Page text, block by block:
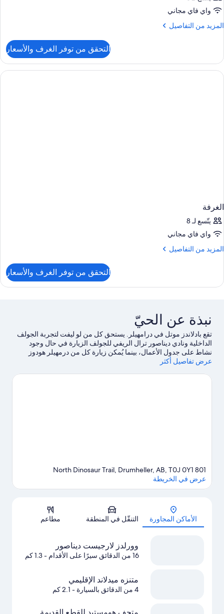
واي فاي مجاني
المزيد من التفاصيل
المزيد
الغرفة
التحقق من توفر الغرف والأسعار
الغرفة
يتّسع لـ 8
واي فاي مجاني
المزيد من التفاصيل
المزيد
الغرفة
التحقق من توفر الغرف والأسعار
نبذة عن الحيّ
تقع بادلاندز موتل في درامهيلر. يستحق كل من لو ليفت لتجربة الجولف
الداخلية ونادي ديناصور ترال الريفي للجولف الزيارة في حال وجود
نشاط على جدول الأعمال، بينما يُمكن زيارة كل من درمهيلر هودوز
ومتنزه ميدلاند الإقليمي لمن يرغبون في الاستمتاع بالجمال الطبيعي
وورلد ديناصور الاستكشافي أيضًا.
تفضل بزيارة أدلتنا للسفر إلى درامهيلر
عرض تفاصيل أكثر
الخريطة
801 North Dinosaur Trail, Drumheller, AB, T0J 0Y1
عرض في الخريطة
الأماكن المجاورة التنقّل في المنطقة مطاعم
وورلدز لارجيست ديناصور
16 من الدقائق سيرًا على الأقدام - 1.3 كم
متنزه ميدلاند الإقليمي
4 من الدقائق بالسيارة - 2.1 كم